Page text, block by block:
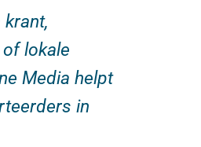
lokale
Media helpt
in